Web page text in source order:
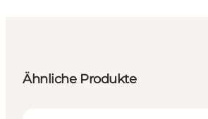
Ähnliche Produkte